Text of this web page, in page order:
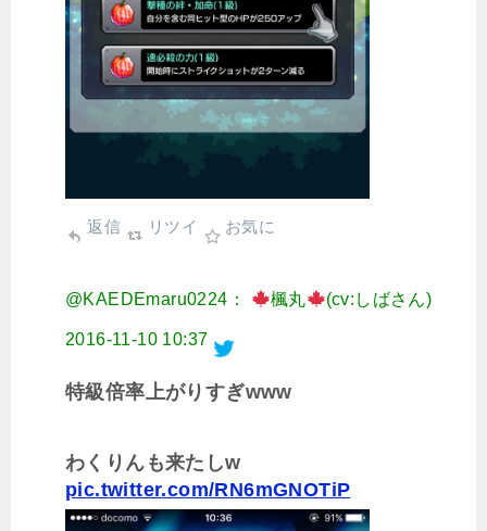
返信 リツイ お気に
@KAEDEmaru0224： 楓丸 (cv:しばさん)
2016-11-10 10:37
特級倍率上がりすぎwww
わくりんも来たしw
pic.twitter.com/RN6mGNOTiP